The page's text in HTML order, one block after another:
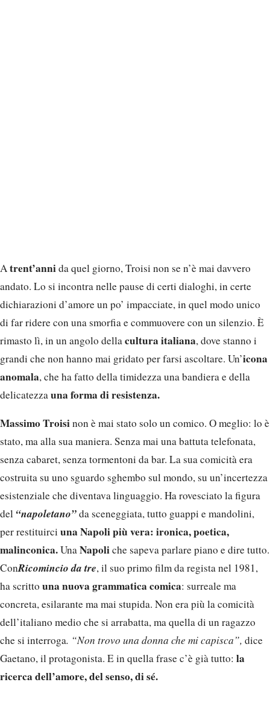
A trent’annida quel giorno, Troisi non se n’è mai davvero
andato. Lo si incontra nelle pause di certi dialoghi, in certe
dichiarazioni d’amore un po’ impacciate, in quel modo unico
di far ridere con una smorfia e commuovere con un silenzio. È
rimasto lì, in un angolo della cultura italiana, dove stanno i
grandi che non hanno mai gridato per farsi ascoltare. Un’icona
anomala, che ha fatto della timidezza una bandiera e della
delicatezza una forma di resistenza.
Massimo Troisinon è mai stato solo un comico. O meglio: lo è
stato, ma alla sua maniera. Senza mai una battuta telefonata,
senza cabaret, senza tormentoni da bar. La sua comicità era
costruita su uno sguardo sghembo sul mondo, su un’incertezza
esistenziale che diventava linguaggio. Ha rovesciato la figura
del “napoletano”da sceneggiata, tutto guappi e mandolini,
per restituirci una Napoli più vera: ironica, poetica,
malinconica.UnaNapoliche sapeva parlare piano e dire tutto.
ConRicomincio da tre, il suo primo film da regista nel 1981,
ha scritto una nuova grammatica comica: surreale ma
concreta, esilarante ma mai stupida. Non era più la comicità
dell’italiano medio che si arrabatta, ma quella di un ragazzo
che si interroga. “Non trovo una donna che mi capisca”, dice
Gaetano, il protagonista. E in quella frase c’è già tutto: la
ricerca dell’amore, del senso, di sé.